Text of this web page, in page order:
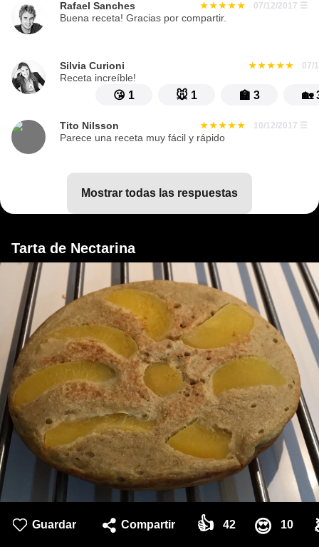
Rafael Sanches 07/12/2017 ☰
Buena receta! Gracias por compartir.
Silvia Curioni 07/
Receta increíble!
😘 1 🐭 1 🏫 3 🏡
Tito Nilsson 10/12/2017 ☰
Parece una receta muy fácil y rápido
mostrar todas las respuestas
Tarta de Nectarina
Guardar Compartir 👍 42 😍 10